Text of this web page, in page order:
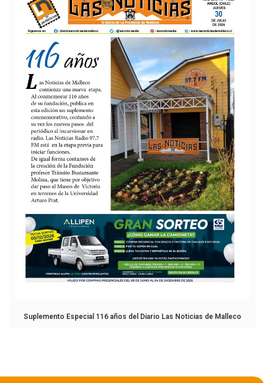
Suplemento Especial 116 años del Diario Las Noticias de Malleco